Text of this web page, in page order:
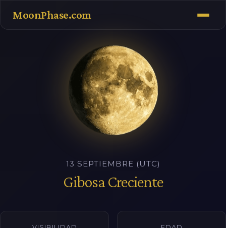
MoonPhase.com
13 SEPTIEMBRE (UTC)
Gibosa Creciente